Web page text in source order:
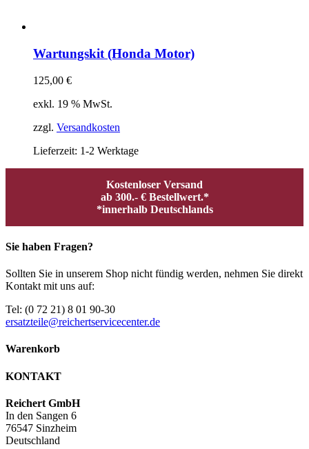
Wartungskit (Honda Motor)
125,00 €
exkl. 19 % MwSt.
zzgl. Versandkosten
Lieferzeit: 1-2 Werktage
Kostenloser Versand
ab 300.- € Bestellwert.*
*innerhalb Deutschlands
Sie haben Fragen?
Sollten Sie in unserem Shop nicht fündig werden, nehmen Sie direkt
Kontakt mit uns auf:
Tel: (0 72 21) 8 01 90-30
ersatzteile@reichertservicecenter.de
Warenkorb
KONTAKT
Reichert GmbH
In den Sangen 6
76547 Sinzheim
Deutschland